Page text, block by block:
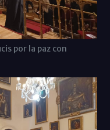
por la paz con